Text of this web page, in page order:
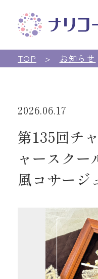
TOP お知らせ
2026.06.17
第135回チ
ャースクー
風コサージ